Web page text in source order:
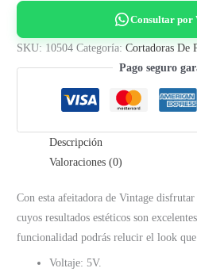
Vintage
cantidad
Consultar por
SKU: 10504 Categoría:Cortadoras De
Pago seguro
Descripción
Valoraciones (0)
Con esta afeitadora de Vintage
cuyos resultados estéticos son
funcionalidad podrás relucir el look que
Voltaje: 5V.